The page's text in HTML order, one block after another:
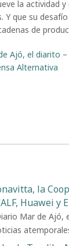
la actividad
que su
de
Ajó, el diarito
Alternativa
la
Huawei y
Mar de Ajó,